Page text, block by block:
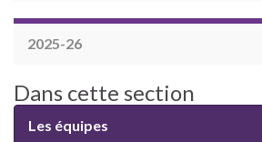
2025-26
Dans cette section
Les équipes